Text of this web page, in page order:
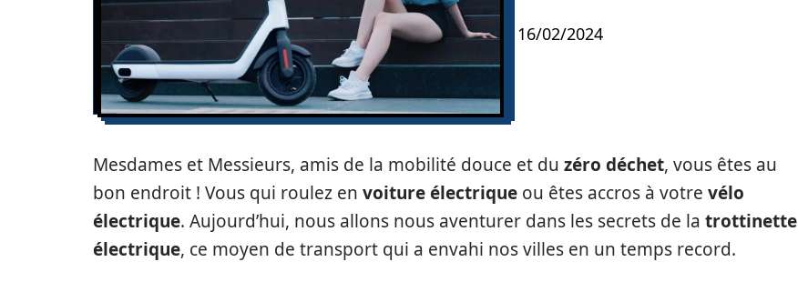
16/02/2024
Mesdames et Messieurs, amis de la mobilité douce et du zéro déchet, vous êtes au
bon endroit ! Vous qui roulez en voiture électrique ou êtes accros à votre vélo
électrique. Aujourd’hui, nous allons nous aventurer dans les secrets de la trottinette
électrique, ce moyen de transport qui a envahi nos villes en un temps record.